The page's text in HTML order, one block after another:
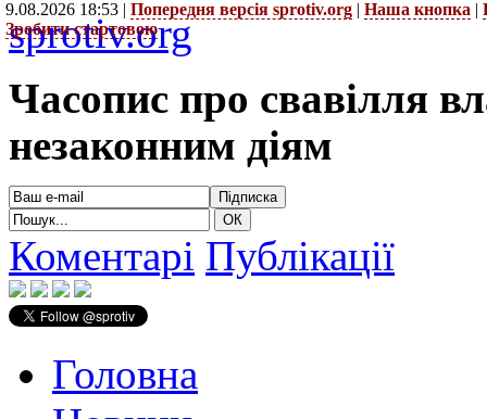
9.08.2026 18:53 | Попередня версія sprotiv.org | Наша кнопка |
Зробити стартовою
sprotiv.org
Часопис про свавілля
незаконним діям
Коментарі Публікації
Головна